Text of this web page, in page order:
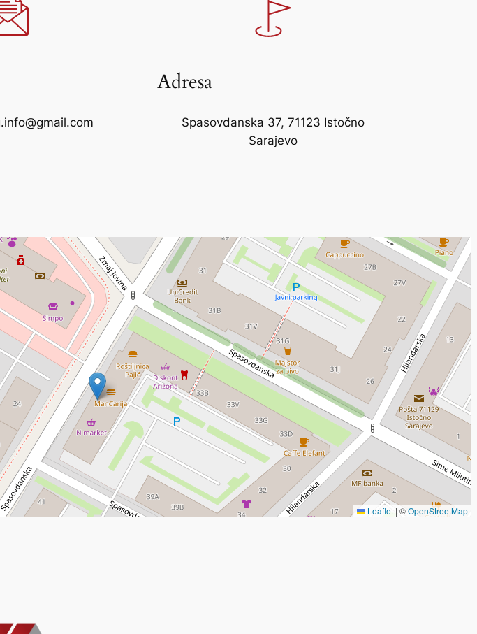
Adresa
Spasovdanska 37, 71123 Istočno
Sarajevo
Leaflet | ©OpenStreetMap